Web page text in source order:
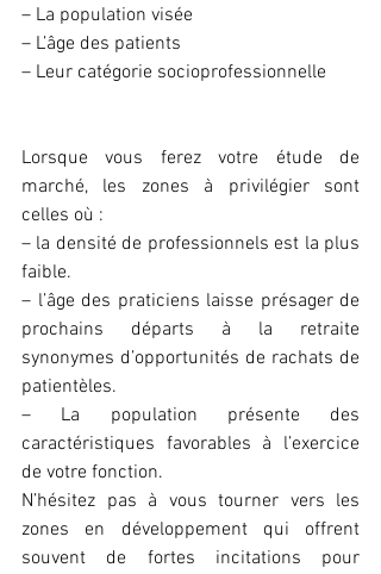
– La population visée
– L’âge des patients
– Leur catégorie socioprofessionnelle
Lorsque vous ferez votre étude de
marché, les zones à privilégier sont
celles où :
– la densité de professionnels est la plus
faible.
– l’âge des praticiens laisse présager de
prochains départs à la retraite
synonymes d’opportunités de rachats de
patientèles.
– La population présente des
caractéristiques favorables à l’exercice
de votre fonction.
N’hésitez pas à vous tourner vers les
zones en développement qui offrent
souvent de fortes incitations pour